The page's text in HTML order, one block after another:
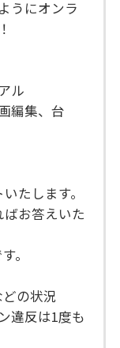
うにオンラ
ル
編集、台
たします。
お答えいた
。
どの状況
違反は1度も